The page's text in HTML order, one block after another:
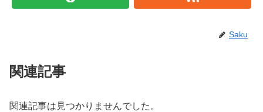
Saku
関連記事
関連記事は見つかりませんでした。